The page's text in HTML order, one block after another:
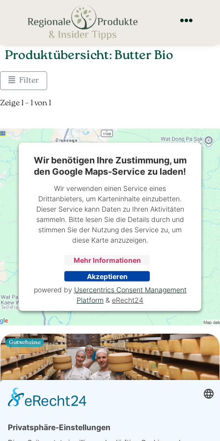
Produktübersicht: Butter Bio
Filter
Zeige 1 – 1 von 1
Gutscheine
Wir benötigen Ihre Zustimmung, um
den Google Maps-Service zu laden!
Wir verwenden einen Service eines
Drittanbieters, um Karteninhalte einzubetten.
Dieser Service kann Daten zu Ihren Aktivitäten
sammeln. Bitte lesen Sie die Details durch und
stimmen Sie der Nutzung des Service zu, um
diese Karte anzuzeigen.
Mehr Informationen
Akzeptieren
powered by Usercentrics Consent Management
Platform & eRecht24